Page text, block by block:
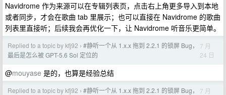
Navidrome 作为来源可以在专辑列表页，点击右上角更多导入到本地
或者同步，才会在歌曲 tab 里展示；也可以直接在 Navidrome 的歌曲
列表里直接听；后续我会再优化一下，让 Navidrome 听音乐更简单。
Replied to a topic by kfj92 › #静听一个从 1.x.x 拖到 2.2.1 的锁屏 Bug，
最后是怎么被 GPT-5.6 Sol 定位的
7 月
24 日
@mouyase 是的，也算是经验总结
Replied to a topic by kfj92 › #静听一个从 1.x.x 拖到 2.2.1 的锁屏 Bug，
7 月